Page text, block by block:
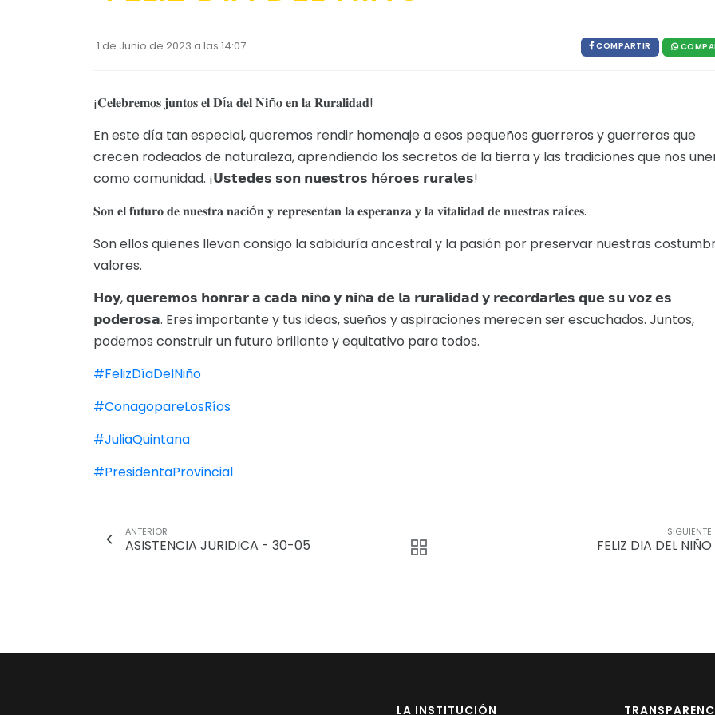
1 de Junio de 2023 a las 14:07 COMPARTIR
¡𝐂𝐞𝐥𝐞𝐛𝐫𝐞𝐦𝐨𝐬 𝐣𝐮𝐧𝐭𝐨𝐬 𝐞𝐥 𝐃í𝐚 𝐝𝐞𝐥 𝐍𝐢ñ𝐨 𝐞𝐧 𝐥𝐚 𝐑𝐮𝐫𝐚𝐥𝐢𝐝𝐚𝐝!
En este día tan especial, queremos rendir homenaje a esos pequeños guerreros y guerreras que
crecen rodeados de naturaleza, aprendiendo los secretos de la tierra y las tradiciones que nos
como comunidad. ¡𝗨𝘀𝘁𝗲𝗱𝗲𝘀 𝘀𝗼𝗻 𝗻𝘂𝗲𝘀𝘁𝗿𝗼𝘀 𝗵é𝗿𝗼𝗲𝘀 𝗿𝘂𝗿𝗮𝗹𝗲𝘀!
𝐒𝐨𝐧 𝐞𝐥 𝐟𝐮𝐭𝐮𝐫𝐨 𝐝𝐞 𝐧𝐮𝐞𝐬𝐭𝐫𝐚 𝐧𝐚𝐜𝐢ó𝐧 𝐲 𝐫𝐞𝐩𝐫𝐞𝐬𝐞𝐧𝐭𝐚𝐧 𝐥𝐚 𝐞𝐬𝐩𝐞𝐫𝐚𝐧𝐳𝐚 𝐲 𝐥𝐚 𝐯𝐢𝐭𝐚𝐥𝐢𝐝𝐚𝐝 𝐝𝐞 𝐧𝐮𝐞𝐬𝐭𝐫𝐚𝐬 𝐫𝐚í𝐜𝐞𝐬.
Son ellos quienes llevan consigo la sabiduría ancestral y la pasión por preservar nuestras
valores.
𝗛𝗼𝘆, 𝗾𝘂𝗲𝗿𝗲𝗺𝗼𝘀 𝗵𝗼𝗻𝗿𝗮𝗿 𝗮 𝗰𝗮𝗱𝗮 𝗻𝗶ñ𝗼 𝘆 𝗻𝗶ñ𝗮 𝗱𝗲 𝗹𝗮 𝗿𝘂𝗿𝗮𝗹𝗶𝗱𝗮𝗱 𝘆 𝗿𝗲𝗰𝗼𝗿𝗱𝗮𝗿𝗹𝗲𝘀 𝗾𝘂𝗲 𝘀𝘂 𝘃𝗼𝘇 𝗲𝘀
𝗽𝗼𝗱𝗲𝗿𝗼𝘀𝗮. Eres importante y tus ideas, sueños y aspiraciones merecen ser escuchados. Juntos,
podemos construir un futuro brillante y equitativo para todos.
#FelizDíaDelNiño
#ConagopareLosRíos
#JuliaQuintana
#PresidentaProvincial
ANTERIOR
ASISTENCIA JURIDICA - 30-05
SIGUIENTE
FELIZ DIA DEL NIÑO
LA INSTITUCIÓN